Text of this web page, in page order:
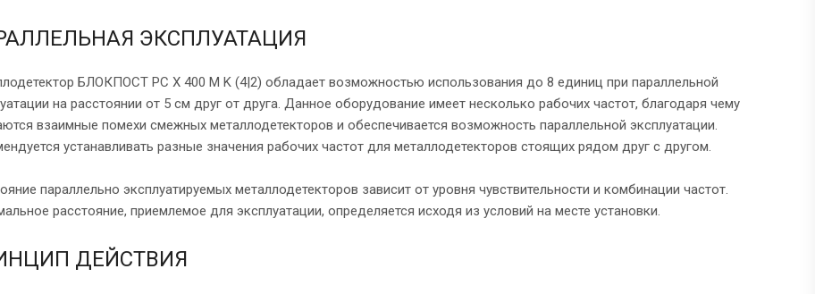
ЭКСПЛУАТАЦИЯ
БЛОКПОСТ РС X 400 M K (4|2) обладает возможностью использования до 8 единиц при параллельной
на расстоянии от 5 см друг от друга. Данное оборудование имеет несколько рабочих частот, благодаря чему
взаимные помехи смежных металлодетекторов и обеспечивается возможность параллельной эксплуатации.
устанавливать разные значения рабочих частот для металлодетекторов стоящих рядом друг с другом.
параллельно эксплуатируемых металлодетекторов зависит от уровня чувствительности и комбинации частот.
расстояние, приемлемое для эксплуатации, определяется исходя из условий на месте установки.
ДЕЙСТВИЯ